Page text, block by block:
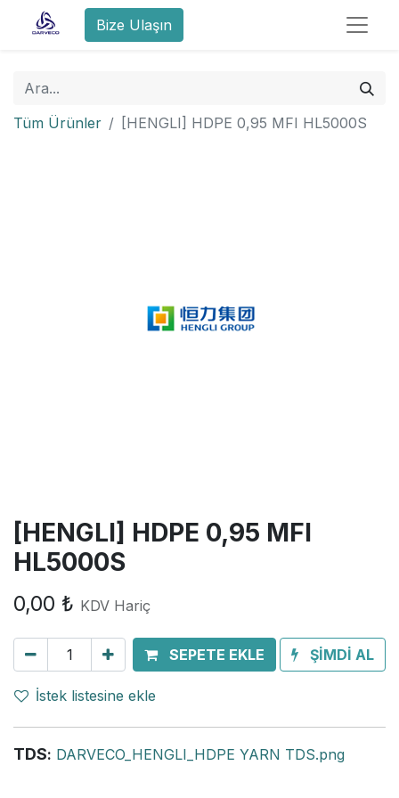
Bize Ulaşın
Tüm Ürünler [HENGLI] HDPE 0,95 MFI HL5000S
[HENGLI] HDPE 0,95 MFI
HL5000S
0,00 ₺ KDV Hariç
SEPETE EKLE ŞİMDİ AL
İstek listesine ekle
TDS: DARVECO_HENGLI_HDPE YARN TDS.png